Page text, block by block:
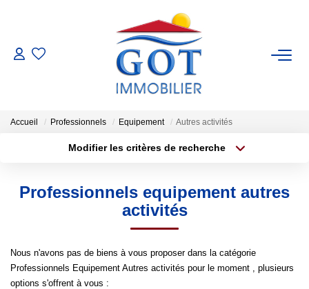
VENTES
GESTION
ESTIMATION
NOS AGENCES
Accueil Professionnels Equipement Autres activités
Modifier les critères de recherche
Type de bien
Surface min
Créer une alerte
Professionnels equipement autres
activités
Nous n'avons pas de biens à vous proposer dans la catégorie
Professionnels Equipement Autres activités pour le moment , plusieurs
options s'offrent à vous :